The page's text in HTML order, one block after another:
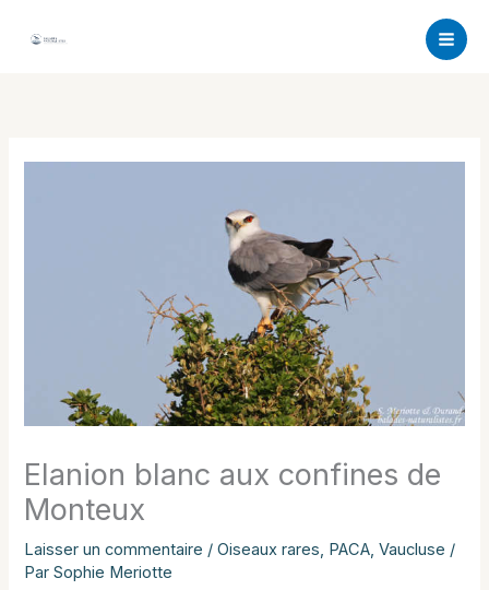
Elanion blanc aux confines de
Monteux
Laisser un commentaire /Oiseaux rares, PACA,Vaucluse /
ParSophie Meriotte